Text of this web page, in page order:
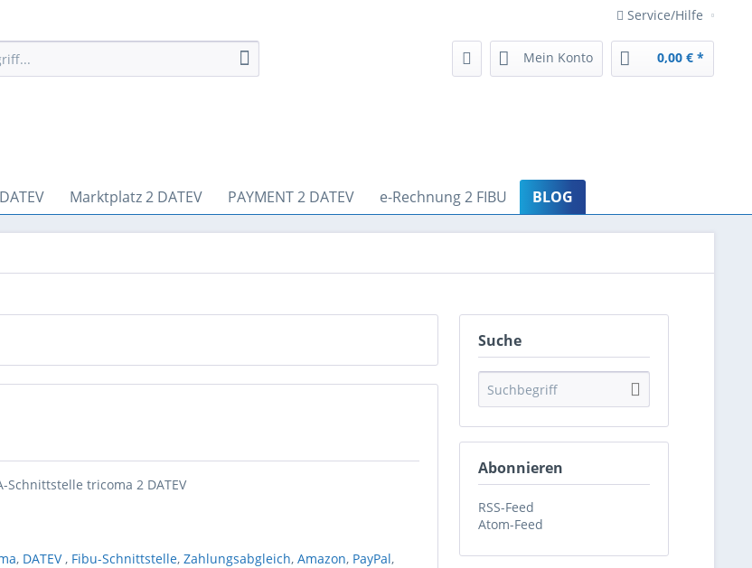
Service/Hilfe
Mein Konto 0,00 € *
Marktplatz 2 DATEV PAYMENT 2 DATEV e-Rechnung 2 FIBU BLOG
Suche
Abonnieren
RSS-Feed
Atom-Feed
Schnittstelle tricoma 2 DATEV
, DATEV, Fibu-Schnittstelle,Zahlungsabgleich,Amazon, PayPal,